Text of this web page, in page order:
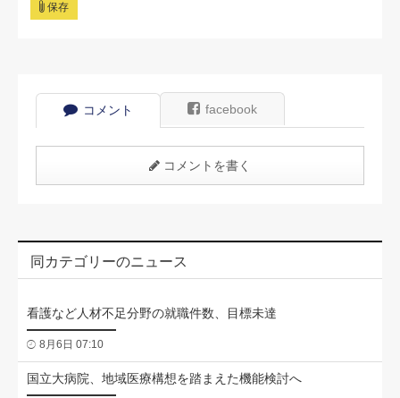
保存
コメント facebook
コメントを書く
同カテゴリーのニュース
看護など人材不足分野の就職件数、目標未達
8月6日 07:10
国立大病院、地域医療構想を踏まえた機能検討へ